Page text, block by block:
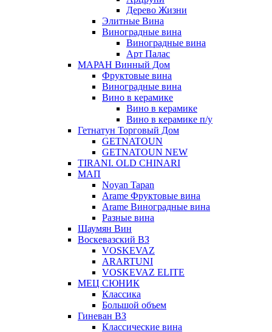
Дерево Жизни
Элитные Вина
Виноградные вина
Виноградные вина
Арт Палас
МАРАН Винный Дом
Фруктовые вина
Виноградные вина
Вино в керамике
Вино в керамике
Вино в керамике п/у
Гетнатун Торговый Дом
GETNATOUN
GETNATOUN NEW
TIRANI. OLD CHINARI
МАП
Noyan Tapan
Arame Фруктовые вина
Arame Виноградные вина
Разные вина
Шаумян Вин
Воскевазский ВЗ
VOSKEVAZ
ARARTUNI
VOSKEVAZ ELITE
МЕЦ СЮНИК
Классика
Большой объем
Гиневан ВЗ
Классические вина